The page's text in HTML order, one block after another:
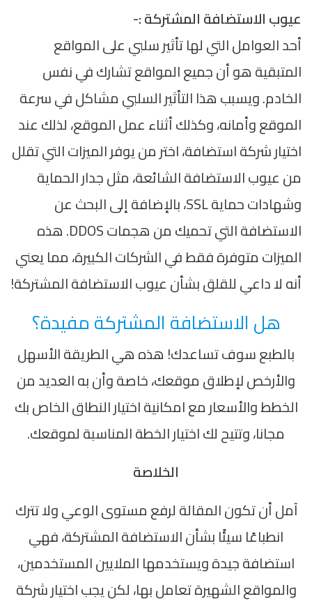
عيوب الاستضافة المشتركة :-
أحد العوامل التي لها تأثير سلبي على المواقع
المتبقية هو أن جميع المواقع تشارك في نفس
الخادم. ويسبب هذا التأثير السلبي مشاكل في سرعة
الموقع وأمانه، وكذلك أثناء عمل الموقع، لذلك عند
اختيار شركة استضافة، اختر من يوفر الميزات التي تقلل
من عيوب الاستضافة الشائعة، مثل جدار الحماية
وشهادات حماية SSL، بالإضافة إلى البحث عن
الاستضافة التي تحميك من هجمات DDOS. هذه
الميزات متوفرة فقط في الشركات الكبيرة، مما يعني
أنه لا داعي للقلق بشأن عيوب الاستضافة المشتركة!
هل الاستضافة المشتركة مفيدة؟
بالطبع سوف تساعدك! هذه هي الطريقة الأسهل
والأرخص لإطلاق موقعك، خاصة وأن به العديد من
الخطط والأسعار مع امكانية اختيار النطاق الخاص بك
مجانا، وتتيح لك اختيار الخطة المناسبة لموقعك.
الخلاصة
آمل أن تكون المقالة لرفع مستوى الوعي ولا تترك
انطباعًا سيئًا بشأن الاستضافة المشتركة، فهي
استضافة جيدة ويستخدمها الملايين المستخدمين،
والمواقع الشهيرة تعامل بها، لكن يجب اختيار شركة